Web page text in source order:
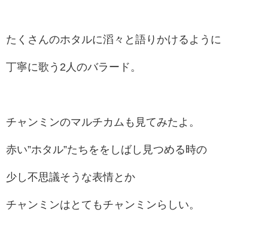
たくさんのホタルに滔々と語りかけるように
丁寧に歌う2人のバラード。
チャンミンのマルチカムも見てみたよ。
赤い”ホタル”たちををしばし見つめる時の
少し不思議そうな表情とか
チャンミンはとてもチャンミンらしい。